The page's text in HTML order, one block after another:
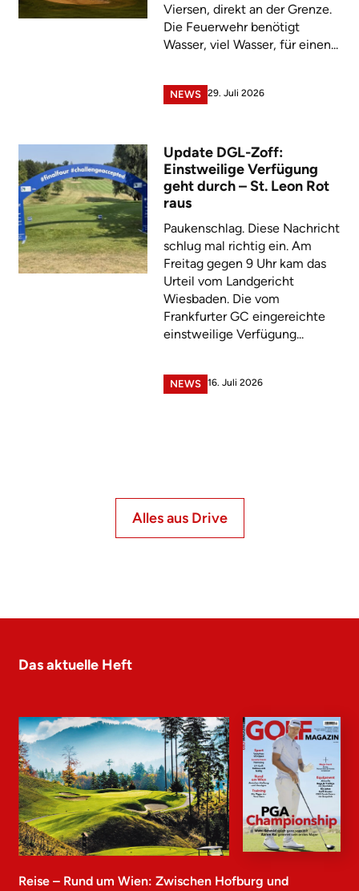
Viersen, direkt an der Grenze.
Die Feuerwehr benötigt
Wasser, viel Wasser, für einen...
NEWS 29. Juli 2026
Update DGL-Zoff:
Einstweilige Verfügung
geht durch – St. Leon Rot
raus
Paukenschlag. Diese Nachricht
schlug mal richtig ein. Am
Freitag gegen 9 Uhr kam das
Urteil vom Landgericht
Wiesbaden. Die vom
Frankfurter GC eingereichte
einstweilige Verfügung...
NEWS 16. Juli 2026
Alles aus Drive
Das aktuelle Heft
Reise – Rund um Wien: Zwischen Hofburg und